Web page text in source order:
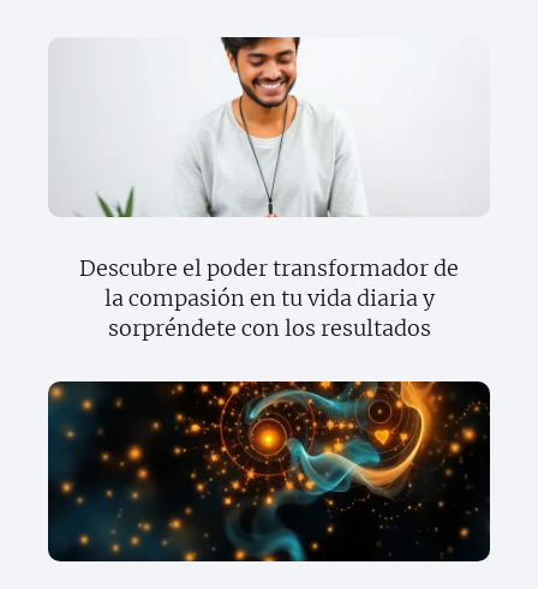
Descubre el poder transformador de
la compasión en tu vida diaria y
sorpréndete con los resultados